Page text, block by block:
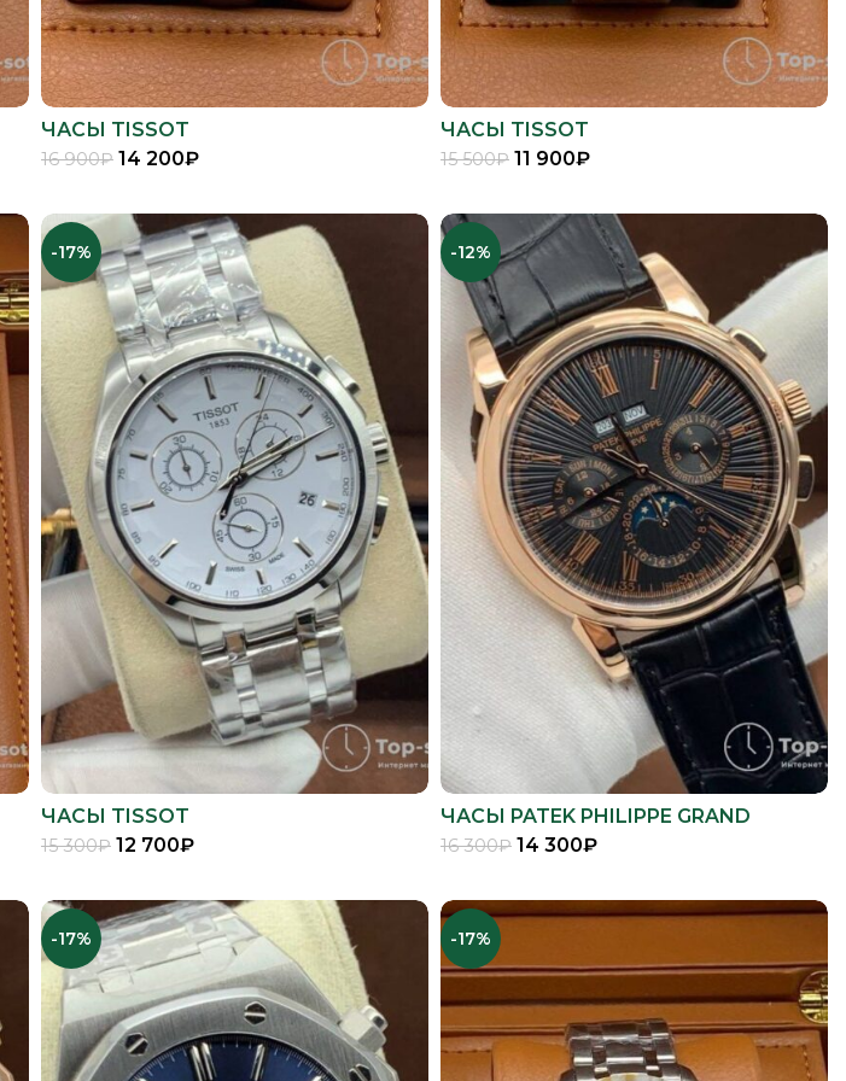
ЧАСЫ TISSOT
16 900₽ 14 200₽
ЧАСЫ TISSOT
15 500₽ 11 900₽
-17%
ЧАСЫ TISSOT
15 300₽ 12 700₽
-12%
ЧАСЫ PATEK PHILIPPE GRAND
COMPLICATIONS
16 300₽ 14 300₽
-17% -17%